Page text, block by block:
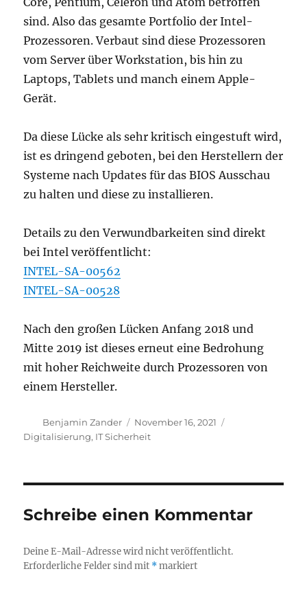
sind. Also das gesamte Portfolio der Intel-
Prozessoren. Verbaut sind diese Prozessoren
vom Server über Workstation, bis hin zu
Laptops, Tablets und manch einem Apple-
Gerät.
Da diese Lücke als sehr kritisch eingestuft wird,
ist es dringend geboten, bei den Herstellern der
Systeme nach Updates für das BIOS Ausschau
zu halten und diese zu installieren.
Details zu den Verwundbarkeiten sind direkt
bei Intel veröffentlicht:
INTEL-SA-00562
INTEL-SA-00528
Nach den großen Lücken Anfang 2018 und
Mitte 2019 ist dieses erneut eine Bedrohung
mit hoher Reichweite durch Prozessoren von
einem Hersteller.
Autor
Benjamin Zander
Veröffentlicht
am
November 16, 2021
Digitalisierung, IT Sicherheit
Schreibe einen Kommentar
Deine E-Mail-Adresse wird nicht veröffentlicht.
Erforderliche Felder sind mit *markiert